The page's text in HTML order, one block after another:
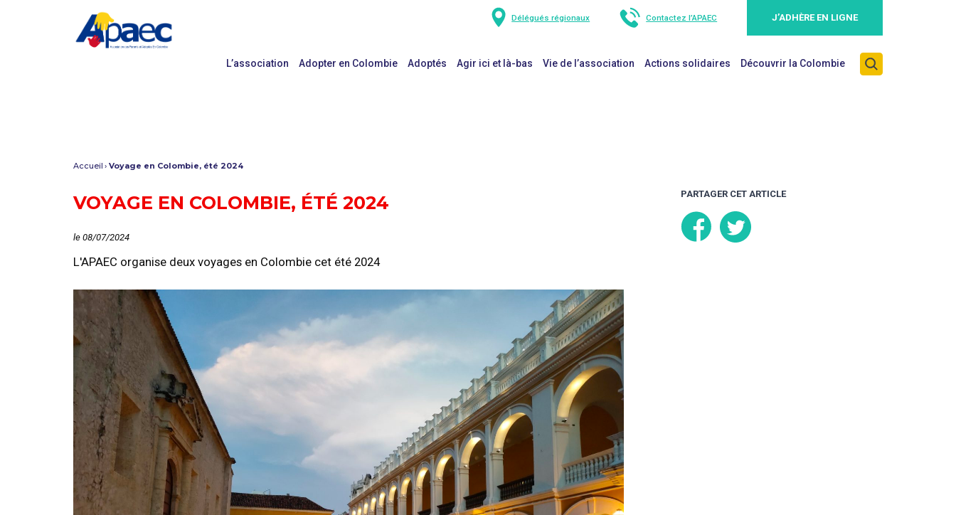
Délégués régionaux Contactez l’APAEC J’ADHÈRE EN LIGNE
L’association Adopter en Colombie Adoptés Agir ici et là-bas Vie de l’association Actions solidaires Découvrir la Colombie
Accueil Voyage en Colombie, été 2024
VOYAGE EN COLOMBIE, ÉTÉ 2024
le 08/07/2024
L'APAEC organise deux voyages en Colombie cet été 2024
PARTAGER CET ARTICLE